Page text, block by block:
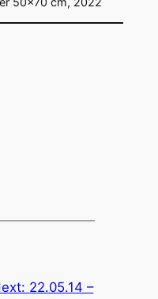
22.05.14 –